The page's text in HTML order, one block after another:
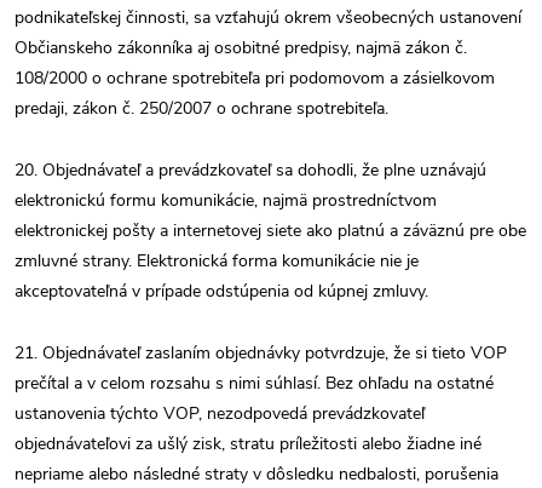
podnikateľskej činnosti, sa vzťahujú okrem všeobecných ustanovení
Občianskeho zákonníka aj osobitné predpisy, najmä zákon č.
108/2000 o ochrane spotrebiteľa pri podomovom a zásielkovom
predaji, zákon č. 250/2007 o ochrane spotrebiteľa.
20. Objednávateľ a prevádzkovateľ sa dohodli, že plne uznávajú
elektronickú formu komunikácie, najmä prostredníctvom
elektronickej pošty a internetovej siete ako platnú a záväznú pre obe
zmluvné strany. Elektronická forma komunikácie nie je
akceptovateľná v prípade odstúpenia od kúpnej zmluvy.
21. Objednávateľ zaslaním objednávky potvrdzuje, že si tieto VOP
prečítal a v celom rozsahu s nimi súhlasí. Bez ohľadu na ostatné
ustanovenia týchto VOP, nezodpovedá prevádzkovateľ
objednávateľovi za ušlý zisk, stratu príležitosti alebo žiadne iné
nepriame alebo následné straty v dôsledku nedbalosti, porušenia